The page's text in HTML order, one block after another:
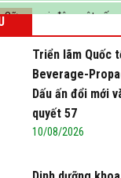
Sữa ngoại, động vật
nhập khẩu
Triển lãm Quốc
Beverage-
Dấu ấn đổi mới
quyết 57
10/08/2026